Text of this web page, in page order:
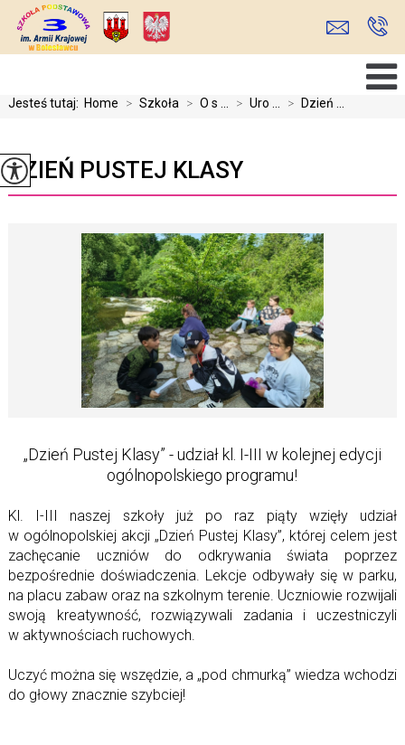
Jesteś tutaj: Home > Szkoła > O s ... > Uro ... > Dzień ...
DZIEŃ PUSTEJ KLASY
„Dzień Pustej Klasy” - udział kl. I-III w kolejnej edycji
ogólnopolskiego programu!
Kl. I-III naszej szkoły już po raz piąty wzięły udział
w ogólnopolskiej akcji „Dzień Pustej Klasy”, której celem jest
zachęcanie uczniów do odkrywania świata poprzez
bezpośrednie doświadczenia. Lekcje odbywały się w parku,
na placu zabaw oraz na szkolnym terenie. Uczniowie rozwijali
swoją kreatywność, rozwiązywali zadania i uczestniczyli
w aktywnościach ruchowych.
Uczyć można się wszędzie, a „pod chmurką” wiedza wchodzi
do głowy znacznie szybciej!